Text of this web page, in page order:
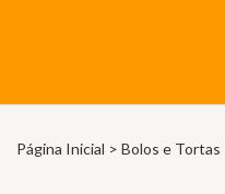
Página Inicial > Bolos e Tortas